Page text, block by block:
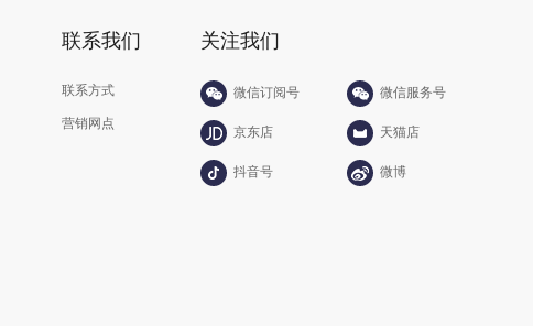
联系我们
联系方式
营销网点
关注我们
微信订阅号 微信服务号
京东店 天猫店
抖音号 微博